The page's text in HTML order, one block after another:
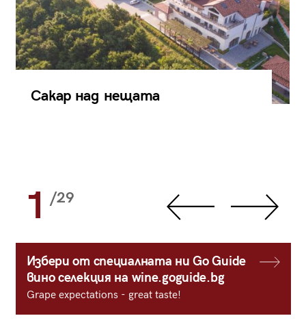
Сакар над нещата
1 /29
Избери от специалната ни Go Guide
вино селекция на wine.goguide.bg
Grape expectations - great taste!